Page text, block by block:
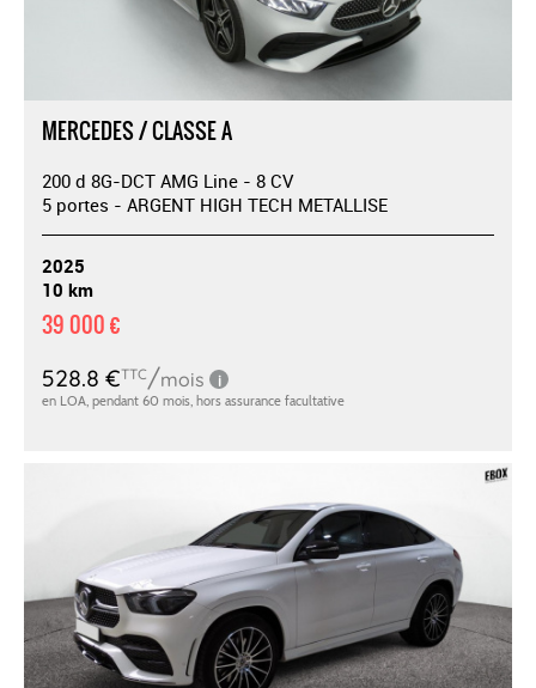
MERCEDES / CLASSE A
200 d 8G-DCT AMG Line - 8 CV
5 portes - ARGENT HIGH TECH METALLISE
2025
10 km
39 000 €